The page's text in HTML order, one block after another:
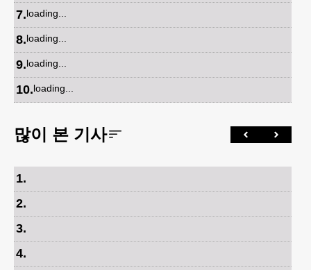
7.loading...
8.loading...
9.loading...
10.loading...
많이 본 기사
1.
2.
3.
4.